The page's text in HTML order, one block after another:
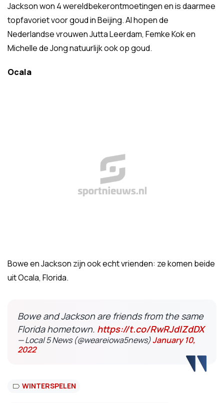
Jackson won 4 wereldbekerontmoetingen en is daarmee
topfavoriet voor goud in Beijing. Al hopen de
Nederlandse vrouwen Jutta Leerdam, Femke Kok en
Michelle de Jong natuurlijk ook op goud.
Ocala
Bowe en Jackson zijn ook echt vrienden: ze komen beide
uit Ocala, Florida.
Bowe and Jackson are friends from the same
Florida hometown. https://t.co/RwRJdlZdDX
— Local 5 News (@weareiowa5news)January 10,
2022
WINTERSPELEN